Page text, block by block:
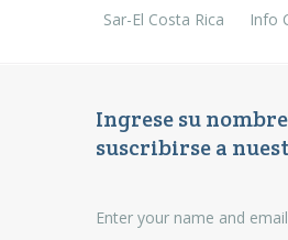
Sar-El Costa Rica Info
Ingrese su
suscribirse a
Enter your name and